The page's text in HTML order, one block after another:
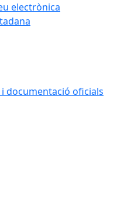
electrònica
documentació oficials